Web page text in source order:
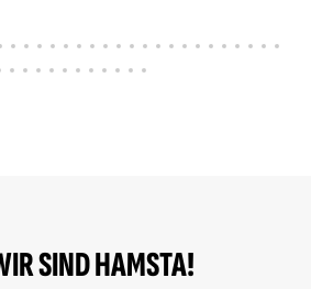
SIND HAMSTA!